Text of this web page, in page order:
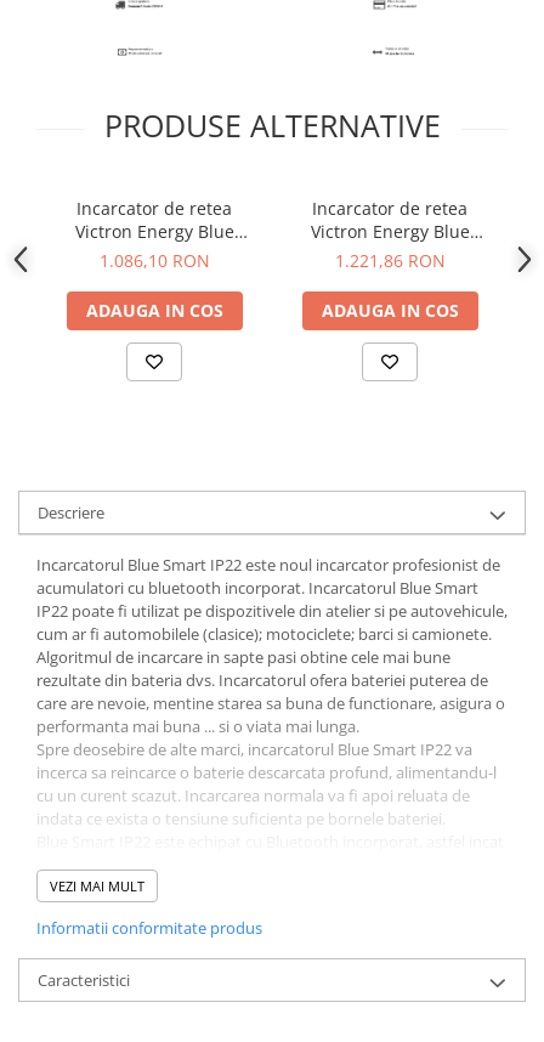
PRODUSE ALTERNATIVE
Incarcator de retea
Victron Energy Blue
Smart IP22 Charger 12/30
1.086,10 RON
ADAUGA IN COS
Incarcator de retea
Victron Energy Blue
Smart IP22 Charger 12/30
1.221,86 RON
ADAUGA IN COS
Descriere
Incarcatorul Blue Smart IP22 este noul incarcator profesionist de
acumulatori cu bluetooth incorporat. Incarcatorul Blue Smart
IP22 poate fi utilizat pe dispozitivele din atelier si pe autovehicule,
cum ar fi automobilele (clasice); motociclete; barci si camionete.
Algoritmul de incarcare in sapte pasi obtine cele mai bune
rezultate din bateria dvs. Incarcatorul ofera bateriei puterea de
care are nevoie, mentine starea sa buna de functionare, asigura o
performanta mai buna ... si o viata mai lunga.
Spre deosebire de alte marci, incarcatorul Blue Smart IP22 va
incerca sa reincarce o baterie descarcata profund, alimentandu-l
cu un curent scazut. Incarcarea normala va fi apoi reluata de
indata ce exista o tensiune suficienta pe bornele bateriei.
starea incarcatorului si a bateriei pot fi verificate pe un
smartphone, tableta sau laptop. Toate setarile incarcatorului pot
Incarcatorul Blue Smart IP22 de la Victron Energy are un
randament de pana la 94%, caldura generata in timpul
functionarii este de pana la patru ori mai mica decat pentru un
incarcator standard.
VEZI MAI MULT
Informatii conformitate produs
Caracteristici